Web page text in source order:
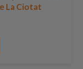
La Ciotat